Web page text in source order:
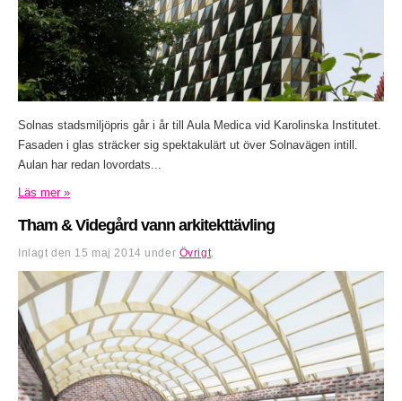
Solnas stadsmiljöpris går i år till Aula Medica vid Karolinska Institutet.
Fasaden i glas sträcker sig spektakulärt ut över Solnavägen intill.
Aulan har redan lovordats...
Läs mer »
Tham & Videgård vann arkitekttävling
Inlagt den 15 maj 2014 under Övrigt.